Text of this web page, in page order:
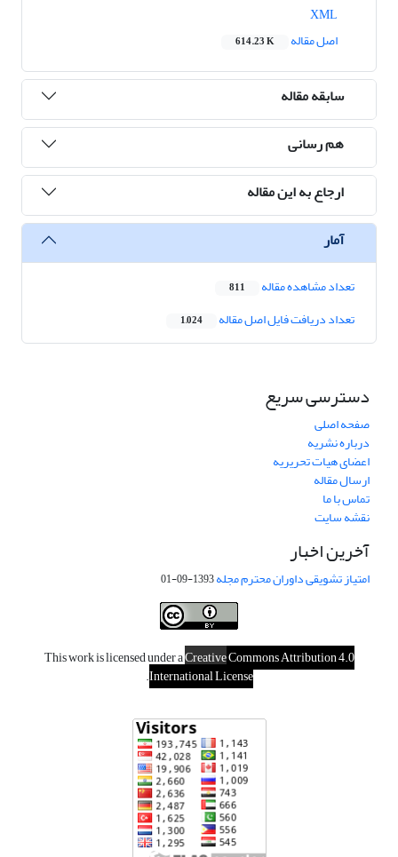
اصل مقاله
614.23 K
سابقه مقاله
هم رسانی
ارجاع به این مقاله
آمار
تعداد مشاهده مقاله 811
تعداد دریافت فایل اصل مقاله 1,024
دسترسی سریع
صفحه اصلی
درباره نشریه
اعضای هیات تحریریه
ارسال مقاله
تماس با ما
نقشه سایت
آخرین اخبار
امتیاز تشویقی داوران محترم مجله1393-09-01
This work is licensed under aCreativeCommons Attribution 4.0
International License
.